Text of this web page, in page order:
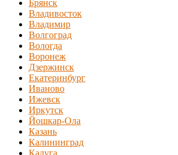
Брянск
Владивосток
Владимир
Волгоград
Вологда
Воронеж
Дзержинск
Екатеринбург
Иваново
Ижевск
Иркутск
Йошкар-Ола
Казань
Калининград
Калуга